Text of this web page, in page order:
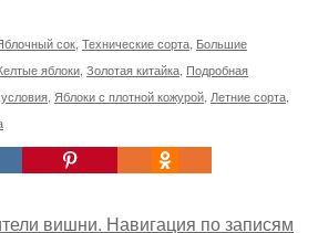
сок Технические сорта Большие
яблоки Золотая китайка Подробная
Яблоки с плотной кожурой Летние сорта